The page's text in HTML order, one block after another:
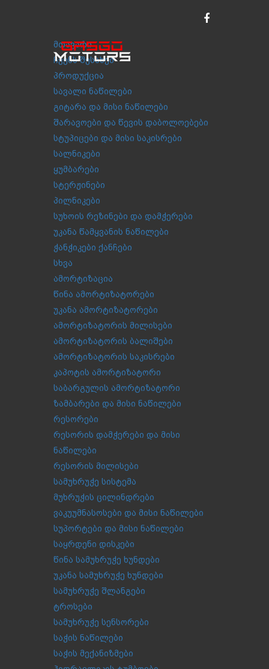
მთავარი
ჩვენს შესახებ
პროდუქცია
სავალი ნაწილები
გიტარა და მისი ნაწილები
შარავოები და წევის დაბოლოებები
სტუპიცები და მისი საკისრები
სალნიკები
ყუმბარები
სტერჟინები
პილნიკები
სუხოის რეზინები და დამჭერები
უკანა წამყვანის ნაწილები
ჭანჭიკები ქანჩები
სხვა
ამორტიზაცია
წინა ამორტიზატორები
უკანა ამორტიზატორები
ამორტიზატორის მილისები
ამორტიზატორის ბალიშები
ამორტიზატორის საკისრები
კაპოტის ამორტიზატორი
საბარგულის ამორტიზატორი
ზამბარები და მისი ნაწილები
რესორები
რესორის დამჭერები და მისი
ნაწილები
რესორის მილისები
სამუხრუჭე სისტემა
მუხრუჭის ცილინდრები
ვაკუუმნასოსები და მისი ნაწილები
სუპორტები და მისი ნაწილები
საყრდენი დისკები
წინა სამუხრუჭე ხუნდები
უკანა სამუხრუჭე ხუნდები
სამუხრუჭე შლანგები
ტროსები
სამუხრუჭე სენსორები
საჭის ნაწილები
საჭის მექანიზმები